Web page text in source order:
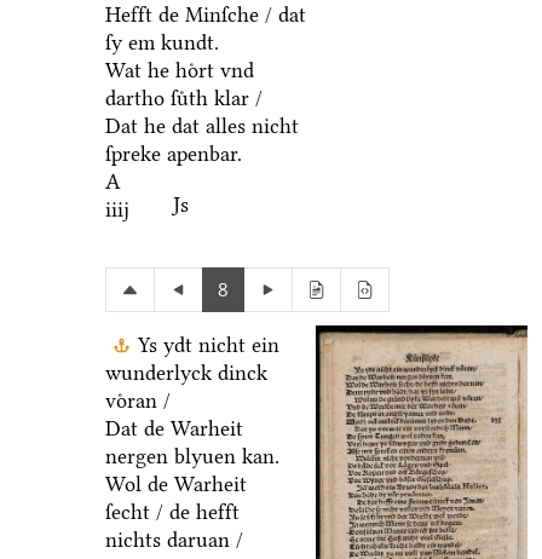
Hefft de Minſche / dat
ſy em kundt.
Wat he hoͤrt vnd
dartho ſuͤth klar /
Dat he dat alles nicht
ſpreke apenbar.
A
iiij
Js
8
Ys ydt nicht ein
wunderlyck dinck
voͤran /
Dat de Warheit
nergen blyuen kan.
Wol de Warheit
ſecht / de hefft
nichts daruan /